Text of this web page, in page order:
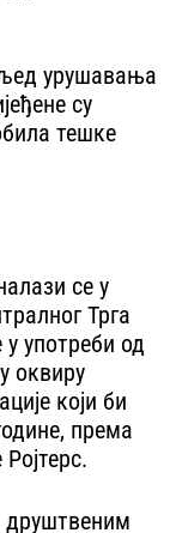
урушавања
су
тешке
се у
Трга
употреби од
оквиру
који би
према